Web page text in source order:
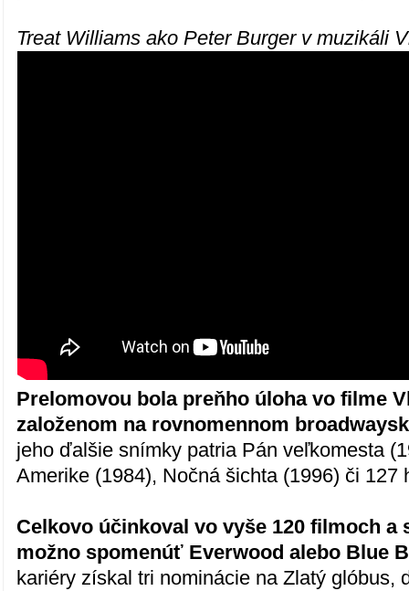
Treat Williams ako Peter Burger v muzikáli
Prelomovou bola preňho úloha vo filme
založenom na rovnomennom
jeho ďalšie snímky patria Pán veľkomesta
Amerike (1984), Nočná šichta (1996) či 127
Celkovo účinkoval vo vyše 120 filmoch a
možno spomenúť Everwood alebo Blue
kariéry získal tri nominácie na Zlatý glóbus,